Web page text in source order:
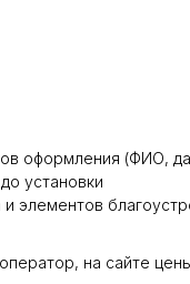
оформления (ФИО,
установки
и элементов
на сайте